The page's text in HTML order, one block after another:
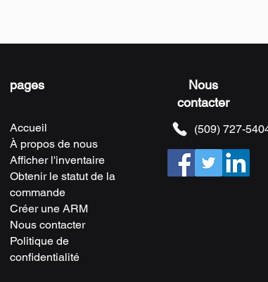
pages
Accueil
À propos de nous
Afficher l'inventaire
Obtenir le statut de la
commande
Créer une ARM
Nous contacter
Politique de
confidentialité
Nous
contacter
(509) 727-